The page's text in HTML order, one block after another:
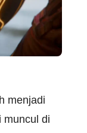
menjadi
muncul di